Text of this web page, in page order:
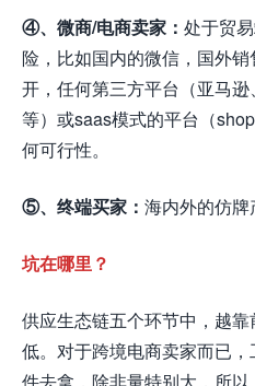
④、微商/电商卖家： 处于贸
险，比如国内的微信，国外
开，任何第三方平台（亚马
等）或saas模式的平台（
何可行性。
⑤、终端买家： 海内外的仿牌
坑在哪里？
供应生态链五个环节中，越
低。对于跨境电商卖家而已